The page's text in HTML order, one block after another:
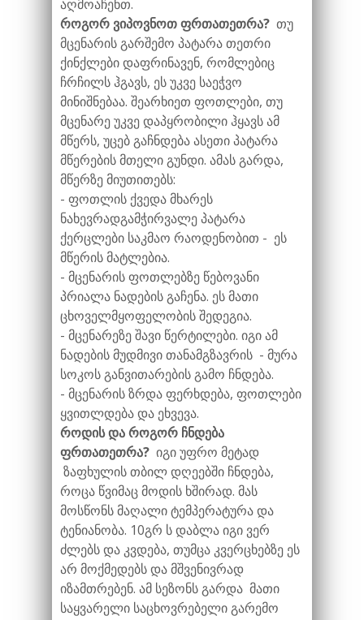
აღმოაჩენთ.
როგორ ვიპოვნოთ ფრთათეთრა? თუ
მცენარის გარშემო პატარა თეთრი
ქინქლები დაფრინავენ, რომლებიც
ჩრჩილს ჰგავს, ეს უკვე საეჭვო
მინიშნებაა. შეარხიეთ ფოთლები, თუ
მცენარე უკვე დაპყრობილი ჰყავს ამ
მწერს, უცებ გაჩნდება ასეთი პატარა
მწერების მთელი გუნდი. ამას გარდა,
მწერზე მიუთითებს:
- ფოთლის ქვედა მხარეს
ნახევრადგამჭირვალე პატარა
ქერცლები საკმაო რაოდენობით - ეს
მწერის მატლებია.
- მცენარის ფოთლებზე წებოვანი
პრიალა ნადების გაჩენა. ეს მათი
ცხოველმყოფელობის შედეგია.
- მცენარეზე შავი წერტილები. იგი ამ
ნადების მუდმივი თანამგზავრის - მურა
სოკოს განვითარების გამო ჩნდება.
- მცენარის ზრდა ფერხდება, ფოთლები
ყვითლდება და ეხვევა.
როდის და როგორ ჩნდება
ფრთათეთრა? იგი უფრო მეტად
ზაფხულის თბილ დღეებში ჩნდება,
როცა წვიმაც მოდის ხშირად. მას
მოსწონს მაღალი ტემპერატურა და
ტენიანობა. 10გრ ს დაბლა იგი ვერ
ძლებს და კვდება, თუმცა კვერცხებზე ეს
არ მოქმედებს და მშვენივრად
იზამთრებენ. ამ სეზონს გარდა მათი
საყვარელი საცხოვრებელი გარემო